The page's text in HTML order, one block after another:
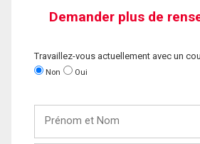
Demander plus de
Travaillez-vous actuellement avec un
Non Oui
Nom